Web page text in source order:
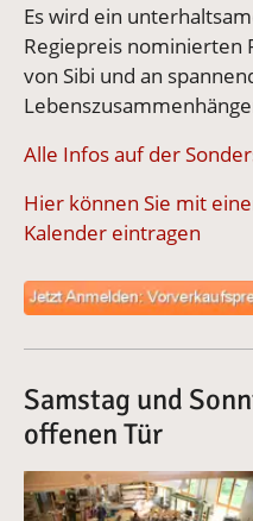
Es wird ein
Regiepreis nominierten
von Sibi und an
Alle Infos auf der
Hier können Sie mit
Kalender eintragen
Samstag und
offenen Tür